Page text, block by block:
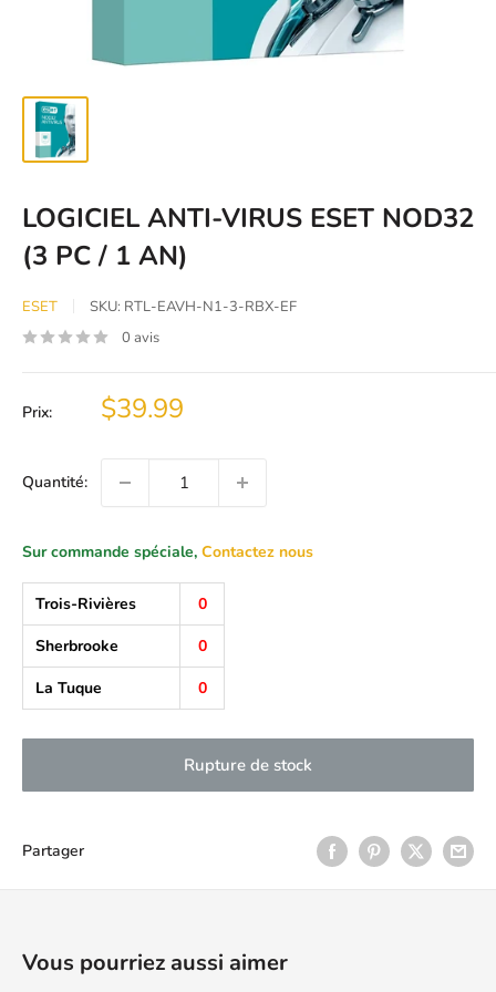
LOGICIEL ANTI-VIRUS ESET NOD32
(3 PC / 1 AN)
ESET SKU: RTL-EAVH-N1-3-RBX-EF
0 avis
Prix: Prix
$39.99
Quantité:
Sur commande spéciale, Contactez nous
Trois-Rivières
0
Sherbrooke
0
La Tuque
0
Rupture de stock
Partager
Vous pourriez aussi aimer